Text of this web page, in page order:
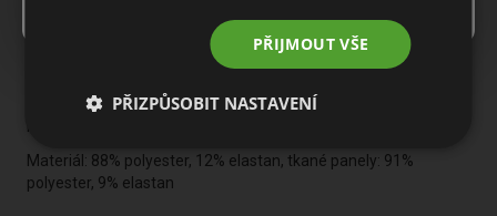
za nepříznivého počasí. Tvarovaný spodní lem poskytuje lepší
krytí. Otevřené boční kapsy a bezpečná náprsní kapsa na zip.
reflexním provedení je tepelně nanesen ve vertikální poloze
Materiál: 88% polyester, 12% elastan, tkané panely: 91%
polyester, 9% elastan
PŘIJMOUT VŠE
PŘIZPŮSOBIT NASTAVENÍ